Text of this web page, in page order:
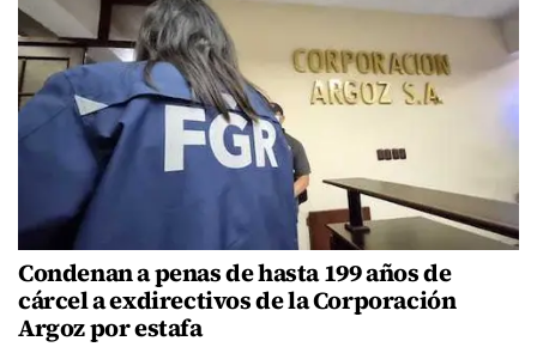
Condenan a penas de hasta 199 años de
cárcel a exdirectivos de la Corporación
Argoz por estafa